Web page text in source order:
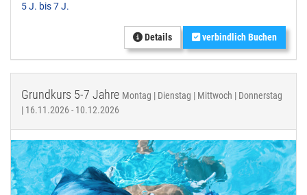
5 J. bis 7 J.
Details verbindlich Buchen
Grundkurs 5-7 Jahre Montag | Dienstag | Mittwoch | Donnerstag
| 16.11.2026 - 10.12.2026